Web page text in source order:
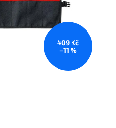
409 Kč
–11 %